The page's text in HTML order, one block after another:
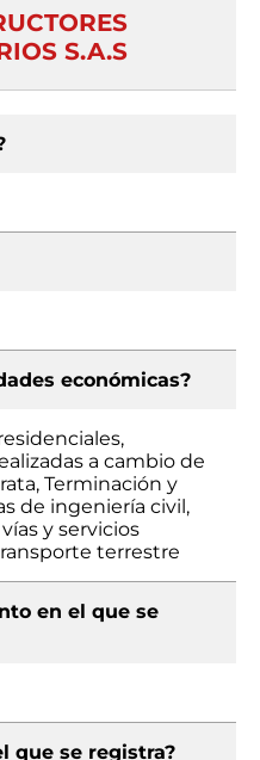
S.A.S
económicas?
a cambio de
Terminación y
de ingeniería civil,
y servicios
terrestre
en el que se
que se registra?